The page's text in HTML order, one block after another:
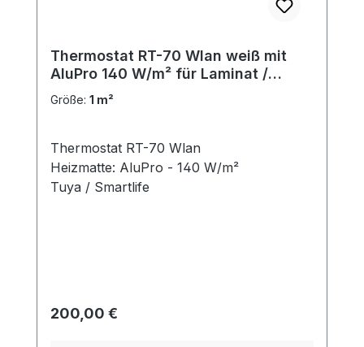
Thermostat RT-70 Wlan weiß mit
AluPro 140 W/m² für Laminat /
Klickvinyl
Größe: 1 m²
Thermostat RT-70 Wlan
Heizmatte: AluPro - 140 W/m²
Tuya / Smartlife
Regulärer Preis:
200,00 €